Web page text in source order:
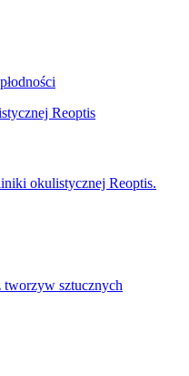
okulistycznej Reoptis.
sztucznych